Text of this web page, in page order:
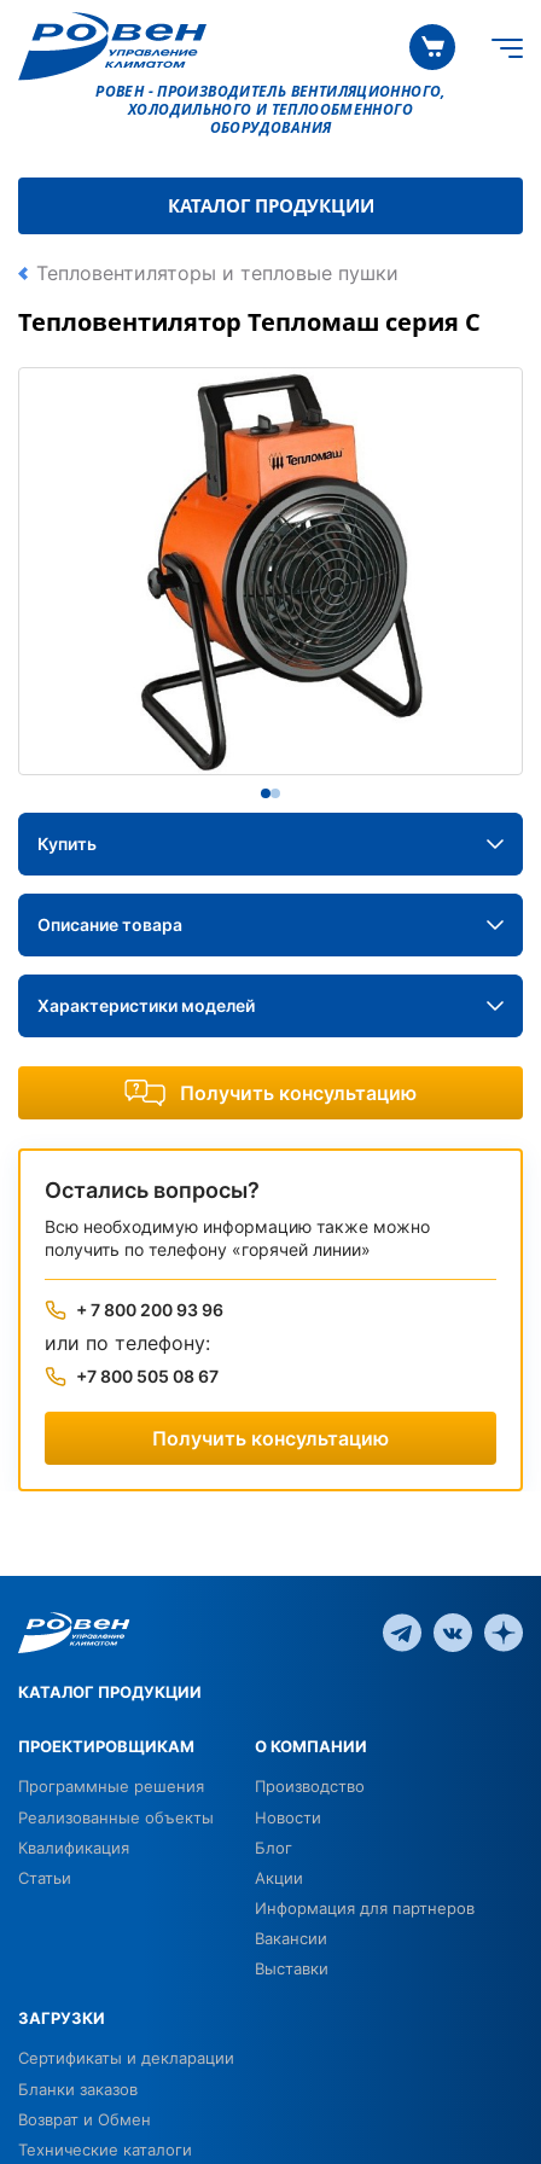
РОВЕН - ПРОИЗВОДИТЕЛЬ ВЕНТИЛЯЦИОННОГО,
ХОЛОДИЛЬНОГО И ТЕПЛООБМЕННОГО
ОБОРУДОВАНИЯ
КАТАЛОГ ПРОДУКЦИИ
Тепловентиляторы и тепловые пушки
Тепловентилятор Тепломаш серия С
Купить
Описание товара
Характеристики моделей
Получить консультацию
Остались вопросы?
Всю необходимую информацию также можно
получить по телефону «горячей линии»
+ 7 800 200 93 96
или по телефону:
+7 800 505 08 67
Получить консультацию
КАТАЛОГ ПРОДУКЦИИ
ПРОЕКТИРОВЩИКАМ
Программные решения
Реализованные объекты
Квалификация
Статьи
О КОМПАНИИ
Производство
Новости
Блог
Акции
Информация для партнеров
Вакансии
Выставки
ЗАГРУЗКИ
Сертификаты и декларации
Бланки заказов
Возврат и Обмен
Технические каталоги